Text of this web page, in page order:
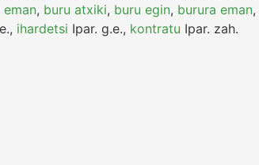
, buru atxiki, buru egin, burura eman,
, ihardetsi Ipar. g.e., kontratu Ipar. zah.